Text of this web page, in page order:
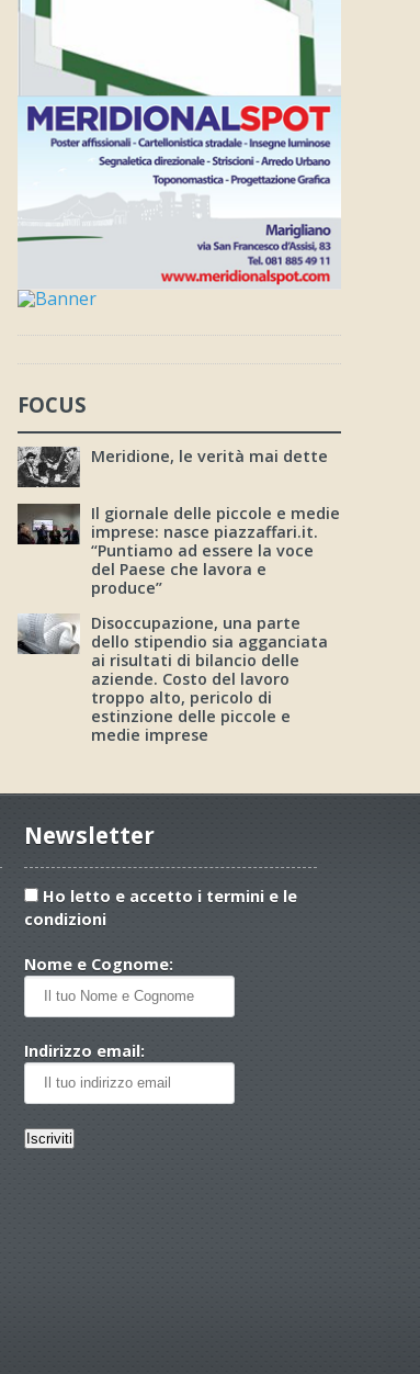
FOCUS
Meridione, le verità mai dette
Il giornale delle piccole e medie
imprese: nasce piazzaffari.it.
“Puntiamo ad essere la voce
del Paese che lavora e
produce”
Disoccupazione, una parte
dello stipendio sia agganciata
ai risultati di bilancio delle
aziende. Costo del lavoro
troppo alto, pericolo di
estinzione delle piccole e
medie imprese
Newsletter
Ho letto e accetto i termini e le
condizioni
Nome e Cognome:
Indirizzo email: